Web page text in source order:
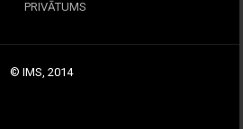
PRIVĀTUMS
© IMS, 2014